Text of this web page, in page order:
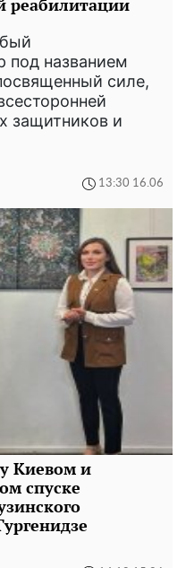
под названием
силе,
защитников и
13:30 16.06
Киевом и
спуске